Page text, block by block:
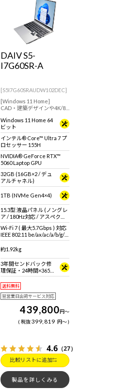
DAIV S5-
I7G60SR-A
[S5I7G60SRAUDW102DEC]
[Windows 11 Home]
CAD・建築デザインや4K/8K
すすめなモデル。GeForce
RTX 5060 Laptop GPU搭載の
15.3型クリエイター向けノー
トPC
Windows 11 Home 64
ビット
インテル® Core™ Ultra 7 プ
ロセッサー 155H
NVIDIA® GeForce RTX™
5060 Laptop GPU
32GB (16GB×2 / デュ
アルチャネル)
1TB (NVMe Gen4×4)
15.3型 液晶パネル (ノングレ
ア / 180Hz対応 / アスペクト
比16:10)
Wi-Fi 7 ( 最大5.7Gbps ) 対応
IEEE 802.11 be/ax/ac/a/b/g/n
準拠 ＋ Bluetooth 5内蔵
約1.92kg
3年間センドバック修
理保証・24時間×365
日電話サポート
送料無料
翌営業日出荷サービス対応
439,800円～
税抜399,819 円～
4.6 （27）
比較リストに追加
製品を詳しくみる